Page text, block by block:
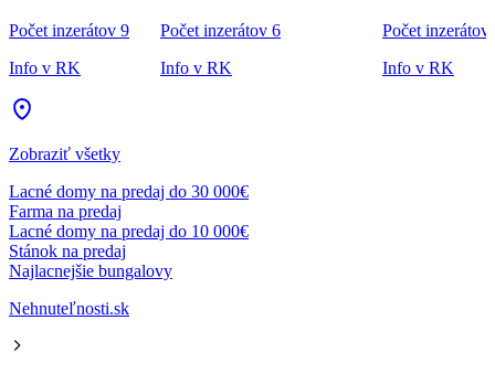
Počet inzerátov 9
Info v RK
Počet inzerátov 6
Info v RK
Počet inzerátov
Info v RK
Zobraziť všetky
Lacné domy na predaj do 30 000€
Farma na predaj
Lacné domy na predaj do 10 000€
Stánok na predaj
Najlacnejšie bungalovy
Nehnuteľnosti.sk